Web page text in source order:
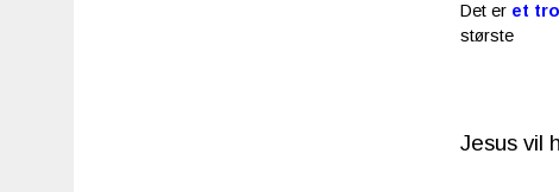
Det er et
største
Jesus vil